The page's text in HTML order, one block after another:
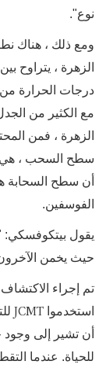
نوع".
ومع ذلك ، هناك
مع الكثير من
الزهرة ، فمن
سطح السحب ، هي
أن سطح السحابة
الفوسفين.
يقول بيتكوفسكي:
حيث يخمن
تم إجراء
استخدموا JCMT
أن تشير إلى وجود
للحياة. عندما